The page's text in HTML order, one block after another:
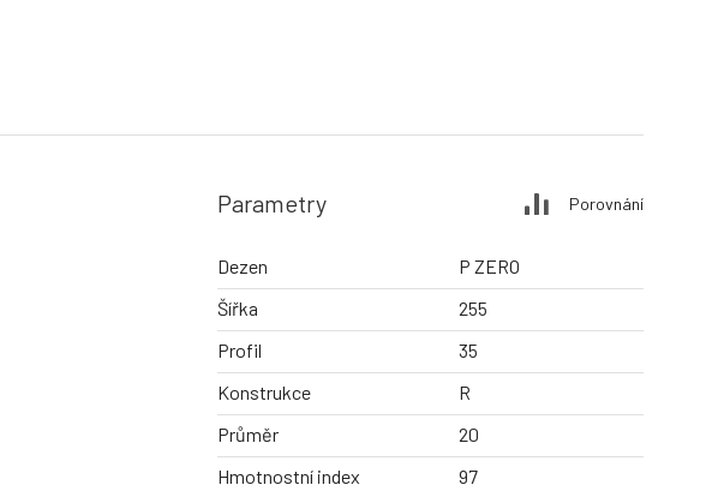
Parametry Porovnání
Dezen
P ZERO
Šířka
255
Profil
35
Konstrukce
R
Průměr
20
Hmotnostní index
97